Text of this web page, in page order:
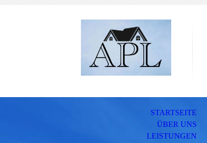
STARTSEITE
ÜBER UNS
LEISTUNGEN